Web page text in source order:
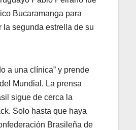
Bucaramanga para
la segunda estrella de su
a una clínica” y prende
Mundial. La prensa
sigue de cerca la
Solo hasta que haya
Brasileña de